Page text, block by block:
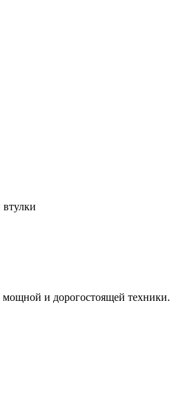
и дорогостоящей техники.